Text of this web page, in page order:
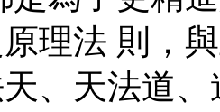
理法 則，
、天法道